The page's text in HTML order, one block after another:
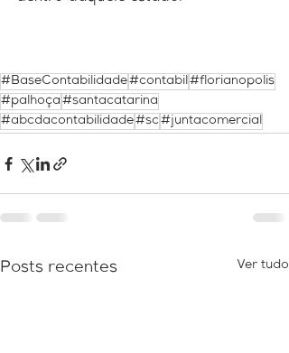
#BaseContabilidade#contabil#florianopolis
#palhoça #santacatarina
#abcdacontabilidade#sc#juntacomercial
Posts recentes Ver tudo